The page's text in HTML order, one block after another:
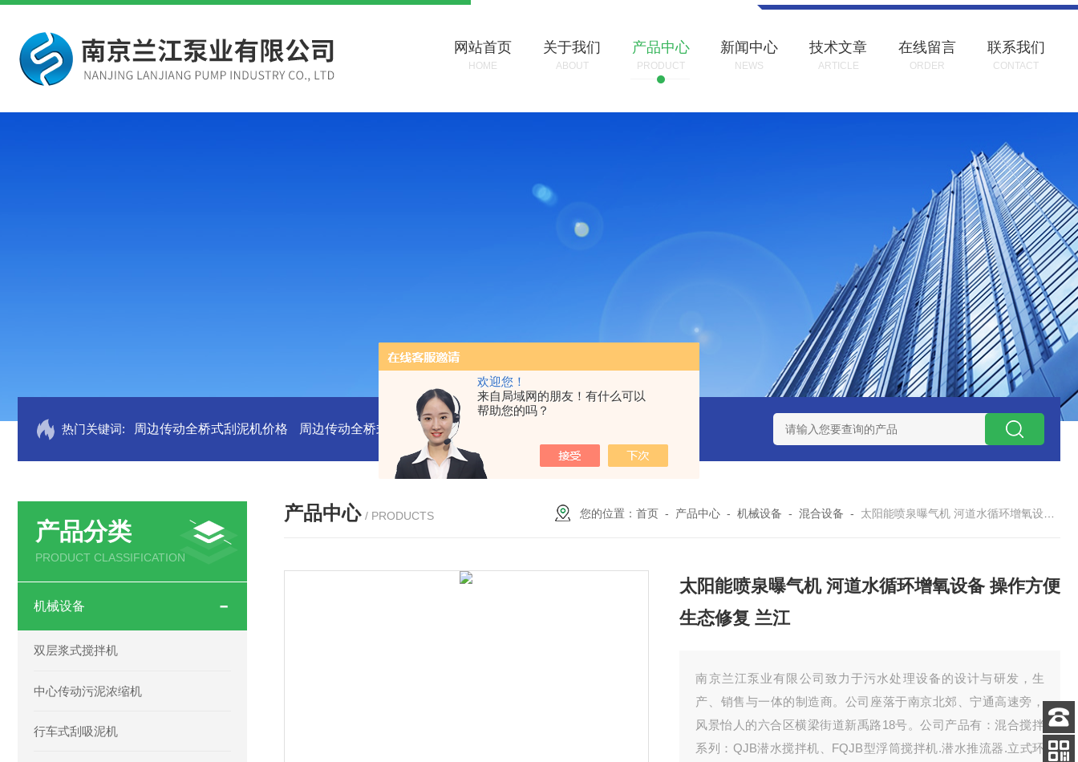
欢迎您！
来自局域网的朋友！有什么可以
帮助您的吗？
网站首页
HOME
关于我们
ABOUT
产品中心
PRODUCT
新闻中心
NEWS
技术文章
ARTICLE
在线留言
ORDER
联系我们
CONTACT
热门关键词: 周边传动全桥式刮泥机价格 周边传动全桥式刮泥机 周边传动半桥式刮泥机安装 周边传动半桥式刮泥机选型 周边传动半桥式刮泥机
产品分类
PRODUCT CLASSIFICATION
机械设备
双层浆式搅拌机
中心传动污泥浓缩机
行车式刮吸泥机
产品中心 / PRODUCTS 您的位置：首页 - 产品中心 -机械设备 -混合设备 - 太阳能喷泉曝气机 河道水循环增氧设备 操作方便 生态修复 兰江
太阳能喷泉曝气机 河道水循环增氧设备 操作方便
生态修复 兰江
南京兰江泵业有限公司致力于污水处理设备的设计与研发，生
产、销售与一体的制造商。公司座落于南京北郊、宁通高速旁，
风景怡人的六合区横梁街道新禹路18号。公司产品有：混合搅拌
系列：QJB潜水搅拌机、FQJB型浮筒搅拌机.潜水推流器.立式环 客服
电话